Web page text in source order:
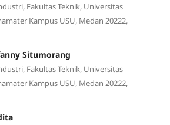
Fakultas Teknik, Universitas
Kampus USU, Medan 20222,
Situmorang
Fakultas Teknik, Universitas
Kampus USU, Medan 20222,